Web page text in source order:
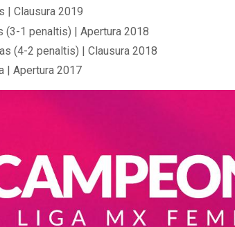
| Clausura 2019
(3-1 penaltis) | Apertura 2018
(4-2 penaltis) | Clausura 2018
| Apertura 2017